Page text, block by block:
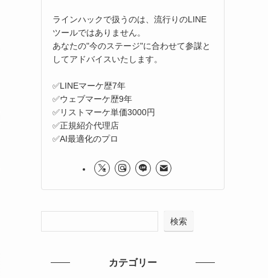
ラインハックで扱うのは、流行りのLINE
ツールではありません。
あなたの"今のステージ"に合わせて参謀と
してアドバイスいたします。
✅LINEマーケ歴7年
✅ウェブマーケ歴9年
✅リストマーケ単価3000円
✅正規紹介代理店
✅AI最適化のプロ
検索
カテゴリー